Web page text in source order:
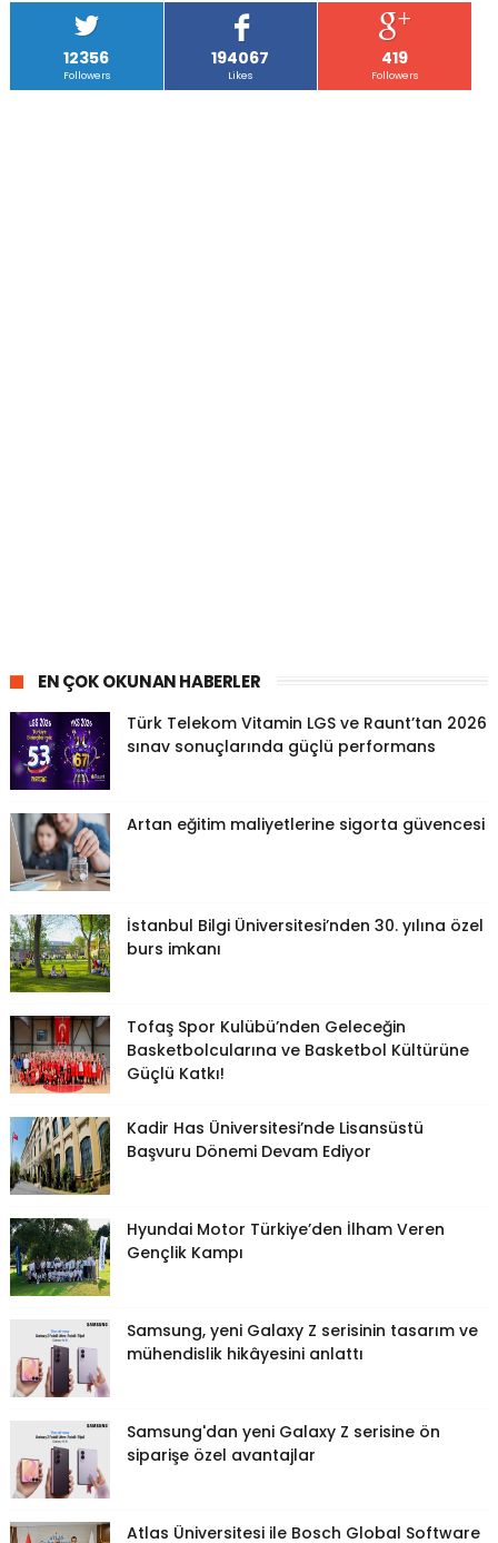
12356
Followers
194067
Likes
419
Followers
EN ÇOK OKUNAN HABERLER
Türk Telekom Vitamin LGS ve Raunt’tan 2026
sınav sonuçlarında güçlü performans
Artan eğitim maliyetlerine sigorta güvencesi
İstanbul Bilgi Üniversitesi’nden 30. yılına özel
burs imkanı
Tofaş Spor Kulübü’nden Geleceğin
Basketbolcularına ve Basketbol Kültürüne
Güçlü Katkı!
Kadir Has Üniversitesi’nde Lisansüstü
Başvuru Dönemi Devam Ediyor
Hyundai Motor Türkiye’den İlham Veren
Gençlik Kampı
Samsung, yeni Galaxy Z serisinin tasarım ve
mühendislik hikâyesini anlattı
Samsung'dan yeni Galaxy Z serisine ön
siparişe özel avantajlar
Atlas Üniversitesi ile Bosch Global Software